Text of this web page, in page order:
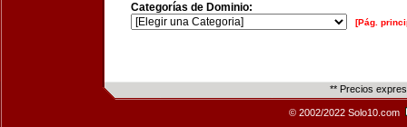
Categorías de Dominio:
[Pág.
** Precios
© 2002/2022 Solo10.com